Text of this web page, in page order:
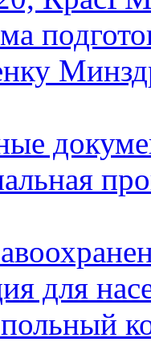
для